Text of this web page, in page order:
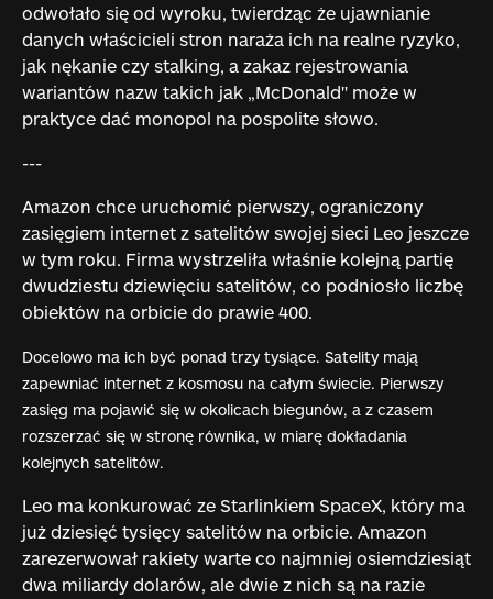
odwołało się od wyroku, twierdząc że ujawnianie
danych właścicieli stron naraża ich na realne ryzyko,
jak nękanie czy stalking, a zakaz rejestrowania
wariantów nazw takich jak „McDonald" może w
praktyce dać monopol na pospolite słowo.
---
Amazon chce uruchomić pierwszy, ograniczony
zasięgiem internet z satelitów swojej sieci Leo jeszcze
w tym roku. Firma wystrzeliła właśnie kolejną partię
dwudziestu dziewięciu satelitów, co podniosło liczbę
obiektów na orbicie do prawie 400.
Docelowo ma ich być ponad trzy tysiące. Satelity mają
zapewniać internet z kosmosu na całym świecie. Pierwszy
zasięg ma pojawić się w okolicach biegunów, a z czasem
rozszerzać się w stronę równika, w miarę dokładania
kolejnych satelitów.
Leo ma konkurować ze Starlinkiem SpaceX, który ma
już dziesięć tysięcy satelitów na orbicie. Amazon
zarezerwował rakiety warte co najmniej osiemdziesiąt
dwa miliardy dolarów, ale dwie z nich są na razie